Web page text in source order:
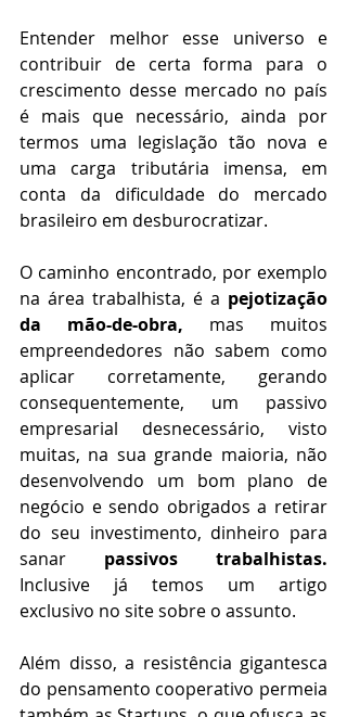
Entender melhor esse universo e
contribuir de certa forma para o
crescimento desse mercado no país
é mais que necessário, ainda por
termos uma legislação tão nova e
uma carga tributária imensa, em
conta da dificuldade do mercado
brasileiro em desburocratizar.
O caminho encontrado, por exemplo
na área trabalhista, é a pejotização
da mão-de-obra, mas muitos
empreendedores não sabem como
aplicar corretamente, gerando
consequentemente, um passivo
empresarial desnecessário, visto
muitas, na sua grande maioria, não
desenvolvendo um bom plano de
negócio e sendo obrigados a retirar
do seu investimento, dinheiro para
sanar passivos trabalhistas.
Inclusive já temos um artigo
exclusivo no site sobre o assunto.
Além disso, a resistência gigantesca
do pensamento cooperativo permeia